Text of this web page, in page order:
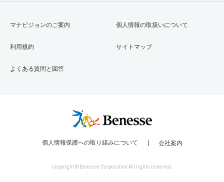
マナビジョンのご案内
利用規約
よくある質問と回答
個人情報の取扱いについて
サイトマップ
個人情報保護への取り組みについて 会社案内
Copyright © Benesse Corporation All rights reserved.